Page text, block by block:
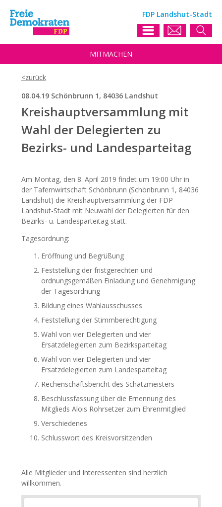
FDP Landshut-Stadt
MITMACHEN
08.04.19 Schönbrunn 1, 84036 Landshut
Kreishauptversammlung mit
Wahl der Delegierten zu
Bezirks- und Landesparteitag
Am Montag, den 8. April 2019 findet um 19:00 Uhr in
der Tafernwirtschaft Schönbrunn (Schönbrunn 1, 84036
Landshut) die Kreishauptversammlung der FDP
Landshut-Stadt mit Neuwahl der Delegierten für den
Bezirks- u. Landesparteitag statt.
Tagesordnung:
Eröffnung und Begrüßung
Feststellung der fristgerechten und
ordnungsgemäßen Einladung und Genehmigung
der Tagesordnung
Bildung eines Wahlausschusses
Feststellung der Stimmberechtigung
Wahl von vier Delegierten und vier
Ersatzdelegierten zum Bezirksparteitag
Wahl von vier Delegierten und vier
Ersatzdelegierten zum Landesparteitag
Rechenschaftsbericht des Schatzmeisters
Beschlussfassung über die Ernennung des
Mitglieds Alois Rohrsetzer zum Ehrenmitglied
Verschiedenes
Schlusswort des Kreisvorsitzenden
Alle Mitglieder und Interessenten sind herzlich
willkommen.